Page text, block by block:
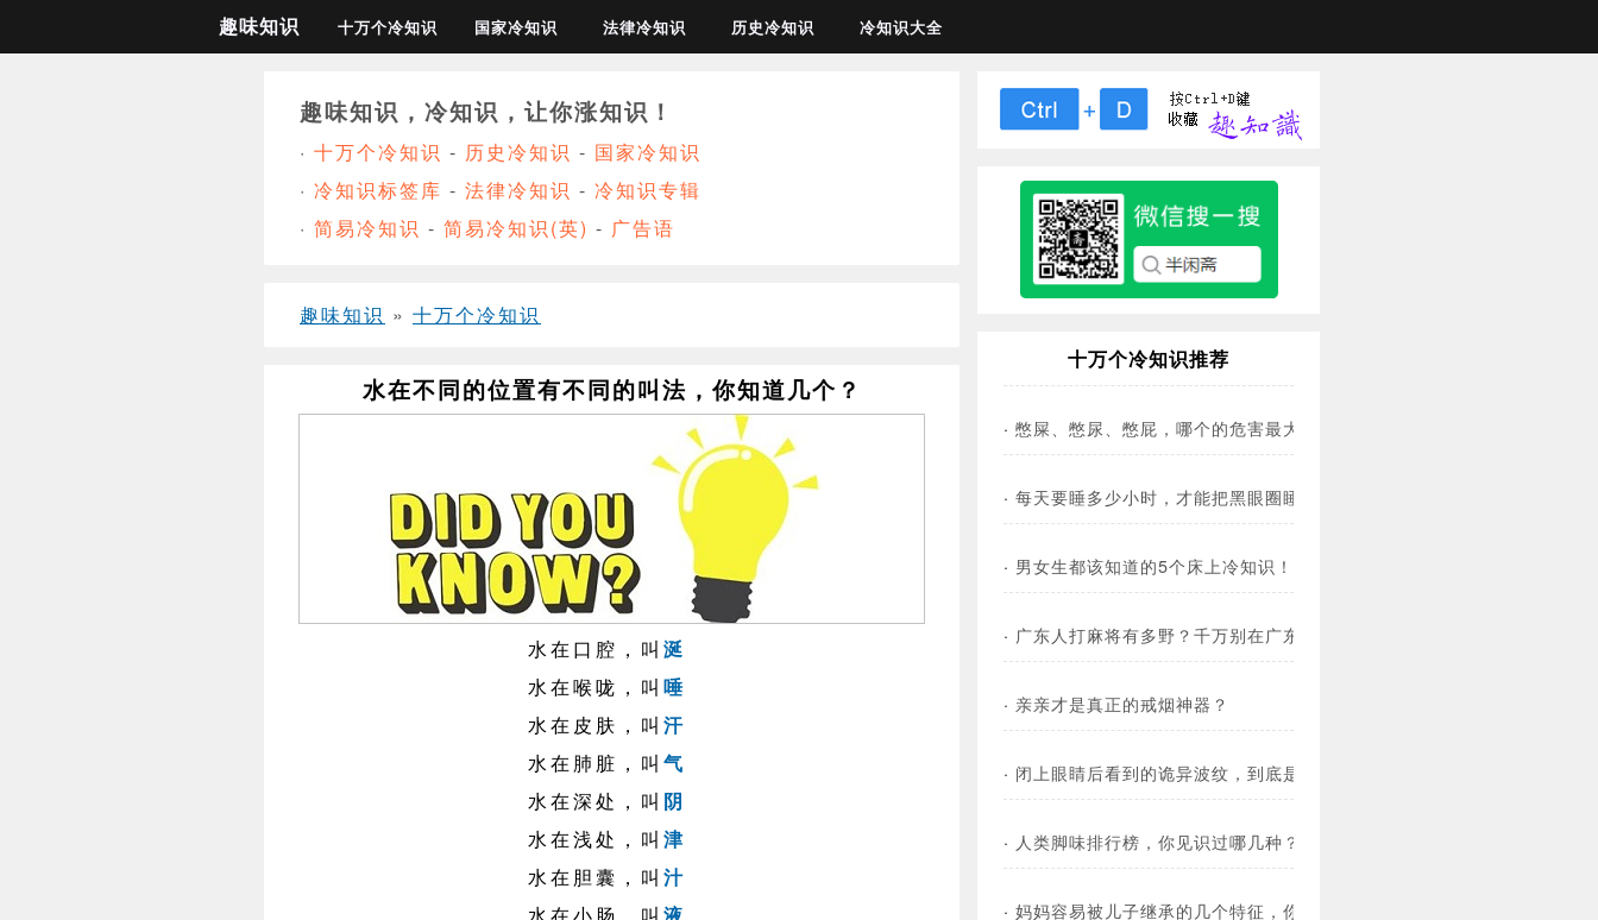
趣味知识 十万个冷知识 国家冷知识 法律冷知识 历史冷知识 冷知识大全
趣味知识，冷知识，让你涨知识！
· 十万个冷知识 - 历史冷知识 - 国家冷知识
· 冷知识标签库 - 法律冷知识 - 冷知识专辑
· 简易冷知识 - 简易冷知识(英) - 广告语
趣味知识 » 十万个冷知识
水在不同的位置有不同的叫法，你知道几个？
水在口腔，叫涎
水在喉咙，叫唾
水在皮肤，叫汗
水在肺脏，叫气
水在深处，叫 阴
水在浅处，叫津
水在胆囊，叫汁
水在小肠，叫液
十万个冷知识推荐
· 憋屎、憋尿、憋屁，哪个的危害最大？(图)
· 每天要睡多少小时，才能把黑眼圈睡没？
· 男女生都该知道的5个床上冷知识！
· 广东人打麻将有多野？千万别在广东学会打麻将！
· 亲亲才是真正的戒烟神器？
· 闭上眼睛后看到的诡异波纹，到底是什么？
· 人类脚味排行榜，你见识过哪几种？
· 妈妈容易被儿子继承的几个特征，你中了吗？